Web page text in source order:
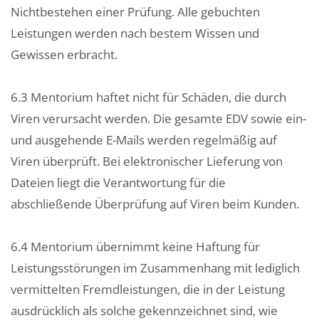
Nichtbestehen einer Prüfung. Alle gebuchten
Leistungen werden nach bestem Wissen und
Gewissen erbracht.
6.3 Mentorium haftet nicht für Schäden, die durch
Viren verursacht werden. Die gesamte EDV sowie ein-
und ausgehende E-Mails werden regelmäßig auf
Viren überprüft. Bei elektronischer Lieferung von
Dateien liegt die Verantwortung für die
abschließende Überprüfung auf Viren beim Kunden.
6.4 Mentorium übernimmt keine Haftung für
Leistungsstörungen im Zusammenhang mit lediglich
vermittelten Fremdleistungen, die in der Leistung
ausdrücklich als solche gekennzeichnet sind, wie